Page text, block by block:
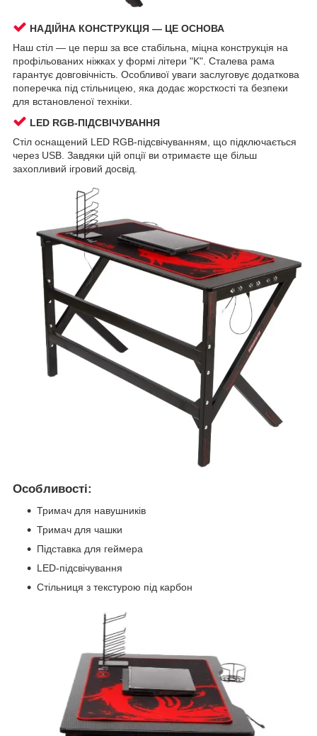
НАДІЙНА КОНСТРУКЦІЯ — ЦЕ ОСНОВА
Наш стіл — це перш за все стабільна, міцна конструкція на
профільованих ніжках у формі літери "K". Сталева рама
гарантує довговічність. Особливої уваги заслуговує додаткова
поперечка під стільницею, яка додає жорсткості та безпеки
для встановленої техніки.
LED RGB-ПІДСВІЧУВАННЯ
Стіл оснащений LED RGB-підсвічуванням, що підключається
через USB. Завдяки цій опції ви отримаєте ще більш
захопливий ігровий досвід.
Особливості:
Тримач для навушників
Тримач для чашки
Підставка для геймера
LED-підсвічування
Стільниця з текстурою під карбон